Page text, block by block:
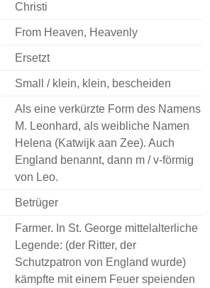
Christi
From Heaven, Heavenly
Ersetzt
Small / klein, klein, bescheiden
Als eine verkürzte Form des Namens
M. Leonhard, als weibliche Namen
Helena (Katwijk aan Zee). Auch
England benannt, dann m / v-förmig
von Leo.
Betrüger
Farmer. In St. George mittelalterliche
Legende: (der Ritter, der
Schutzpatron von England wurde)
kämpfte mit einem Feuer speienden